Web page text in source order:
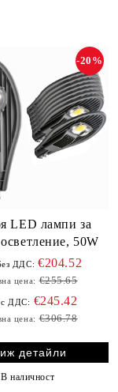
LED лампи за
50W
-20%
ДДС: €204.52
цена: €255.65
с ДДС: €245.42
цена: €306.78
детайли
В наличност